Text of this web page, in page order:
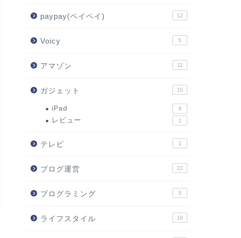
paypay(ペイペイ) 12
Voicy 5
アマゾン 11
ガジェット 15
iPad 9
レビュー 1
テレビ 1
ブログ運営 22
プログラミング 5
ライフスタイル 19